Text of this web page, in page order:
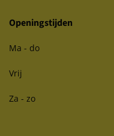
Openingstijden
Ma - do
Vrij
Za - zo